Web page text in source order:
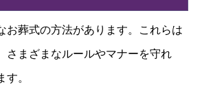
お葬式の方法があります。これらは
さまざまなルールやマナーを守れ
す。